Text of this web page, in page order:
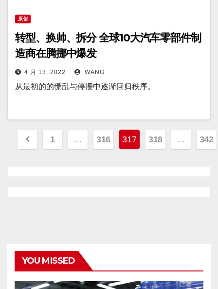
原创
转型、换帅、拆分 全球10大汽车零部件制
造商在腾挪中爆发
4 月 13, 2022 WANG
从最初的的慌乱与停摆中逐渐回归秩序。
文
1 … 316 317 318 … 342
YOU MISSED